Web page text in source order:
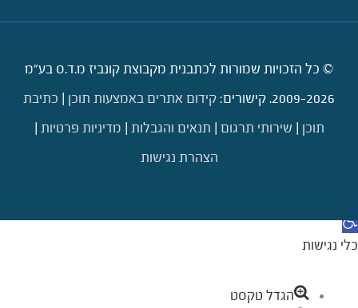
© כל הזכויות שמורות לכתבנית מקבוצת קונביז מ.ד.ס בע"מ
2009-2026. קישורים:
קידום אתרים באמצעות תוכן
כתיבת
תוכן
שירותי תרגום תנאים והגבלות מדיניות פרטיות
הצהרת נגישות
פתח סרגל נגישות
כלי נגישות
הגדל טקסט